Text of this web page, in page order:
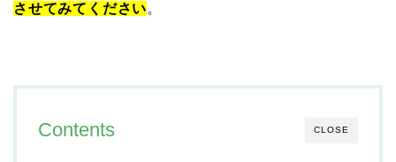
させてみてください。
CLOSE
Contents